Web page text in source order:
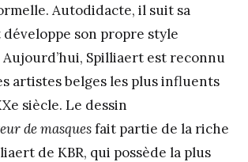
Autodidacte, il suit sa
son propre style
Spilliaert est reconnu
artistes belges les plus influents
e siècle. Le dessin
de masquesfait partie de la riche
de KBR, qui possède la plus